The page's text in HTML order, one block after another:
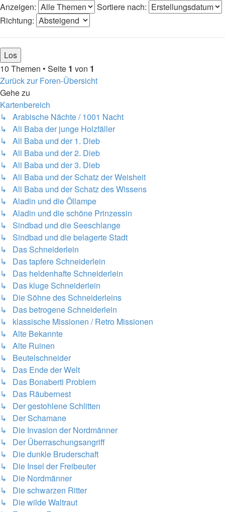
Anzeigen:
Sortiere nach:
Richtung:
10 Themen • Seite 1 von 1
Zurück zur Foren-Übersicht
Gehe zu
Kartenbereich
↳ Arabische Nächte / 1001 Nacht
↳ Ali Baba der junge Holzfäller
↳ Ali Baba und der 1. Dieb
↳ Ali Baba und der 2. Dieb
↳ Ali Baba und der 3. Dieb
↳ Ali Baba und der Schatz der Weisheit
↳ Ali Baba und der Schatz des Wissens
↳ Aladin und die Öllampe
↳ Aladin und die schöne Prinzessin
↳ Sindbad und die Seeschlange
↳ Sindbad und die belagerte Stadt
↳ Das Schneiderlein
↳ Das tapfere Schneiderlein
↳ Das heldenhafte Schneiderlein
↳ Das kluge Schneiderlein
↳ Die Söhne des Schneiderleins
↳ Das betrogene Schneiderlein
↳ klassische Missionen / Retro Missionen
↳ Alte Bekannte
↳ Alte Ruinen
↳ Beutelschneider
↳ Das Ende der Welt
↳ Das Bonaberti Problem
↳ Das Räubernest
↳ Der gestohlene Schlitten
↳ Der Schamane
↳ Die Invasion der Nordmänner
↳ Der Überraschungsangriff
↳ Die dunkle Bruderschaft
↳ Die Insel der Freibeuter
↳ Die Nordmänner
↳ Die schwarzen Ritter
↳ Die wilde Waltraut